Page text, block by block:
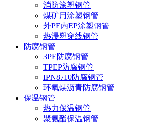
消防涂塑钢管
煤矿用涂塑钢管
外PE内EP涂塑钢管
热浸塑穿线钢管
防腐钢管
3PE防腐钢管
TPEP防腐钢管
IPN8710防腐钢管
环氧煤沥青防腐钢管
保温钢管
热力保温钢管
聚氨酯保温钢管